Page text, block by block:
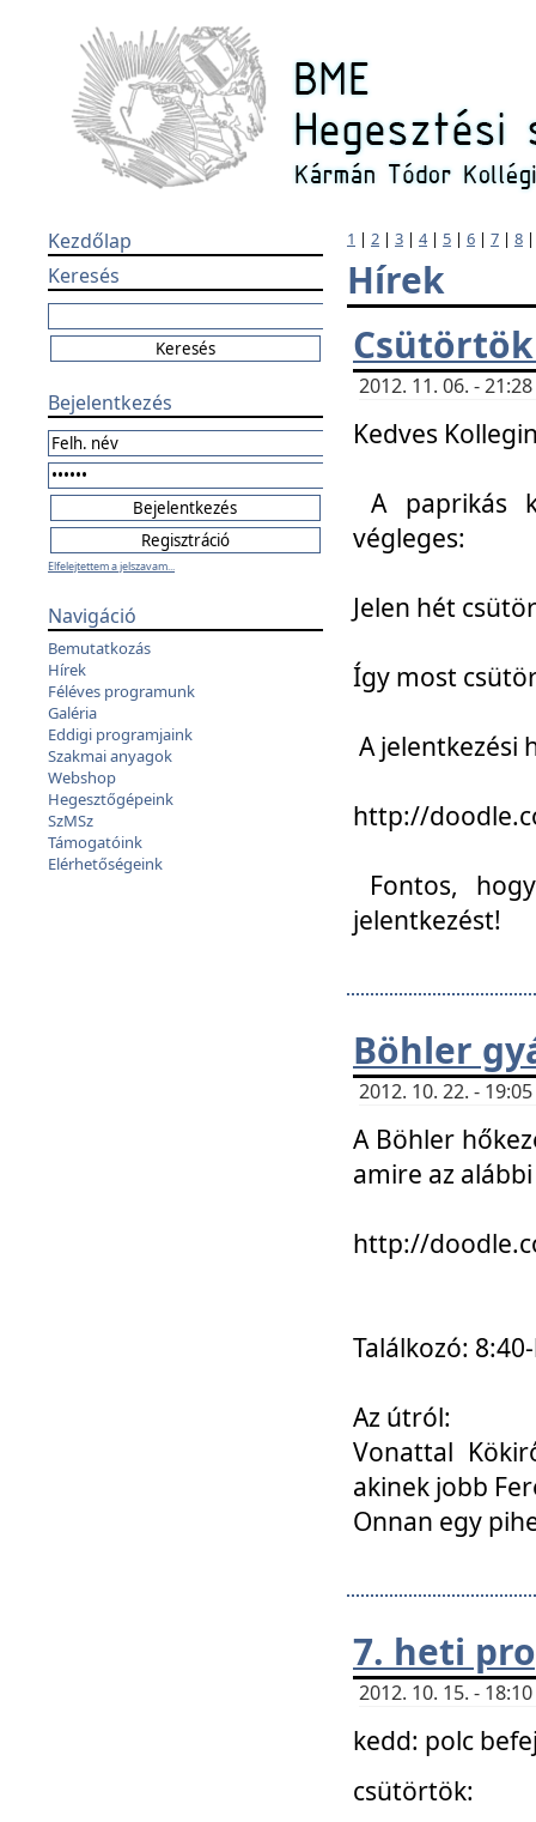
Kezdőlap
Keresés
Bejelentkezés
Elfelejtettem a jelszavam...
Navigáció
Bemutatkozás
Hírek
Féléves programunk
Galéria
Eddigi programjaink
Szakmai anyagok
Webshop
Hegesztőgépeink
SzMSz
Támogatóink
Elérhetőségeink
1 | 2 | 3 | 4| 5 | 6 | 7 | 8
Hírek
2012. 11. 06. -
Kedves
A paprikás
végleges:
Jelen hét
Így most
A jelentkezési
http://
Fontos,
jelentkezést!
Böhler
2012. 10. 22. -
A Böhler
amire az
http://
Találkozó:
Az útról:
Vonattal
akinek jobb
Onnan egy
7. heti
2012. 10. 15. -
kedd: polc
csütörtök: